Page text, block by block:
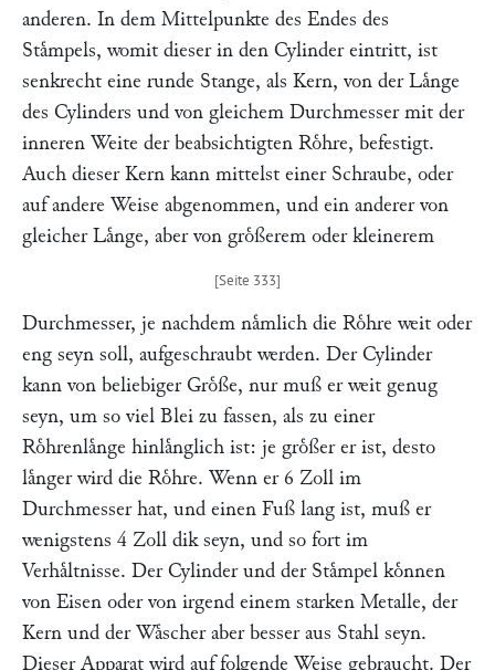
anderen. In dem Mittelpunkte des Endes des
Staͤmpels, womit dieser in den Cylinder eintritt, ist
senkrecht eine runde Stange, als Kern, von der Laͤnge
des Cylinders und von gleichem Durchmesser mit der
inneren Weite der beabsichtigten Roͤhre, befestigt.
Auch dieser Kern kann mittelst einer Schraube, oder
auf andere Weise abgenommen, und ein anderer von
gleicher Laͤnge, aber von groͤßerem oder kleinerem
Durchmesser, je nachdem naͤmlich die Roͤhre weit oder
eng seyn soll, aufgeschraubt werden. Der Cylinder
kann von beliebiger Groͤße, nur muß er weit genug
seyn, um so viel Blei zu fassen, als zu einer
Roͤhrenlaͤnge hinlaͤnglich ist: je groͤßer er ist, desto
laͤnger wird die Roͤhre. Wenn er 6 Zoll im
Durchmesser hat, und einen Fuß lang ist, muß er
wenigstens 4 Zoll dik seyn, und so fort im
Verhaͤltnisse. Der Cylinder und der Staͤmpel koͤnnen
von Eisen oder von irgend einem starken Metalle, der
Kern und der Waͤscher aber besser aus Stahl seyn.
Dieser Apparat wird auf folgende Weise gebraucht. Der